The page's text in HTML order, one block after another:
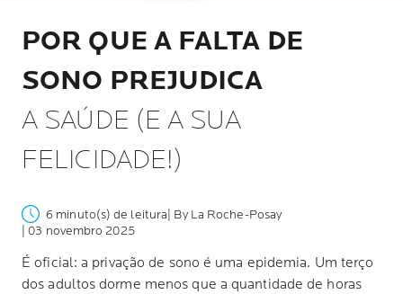
POR QUE A FALTA DE
SONO PREJUDICA
A SAÚDE (E A SUA
FELICIDADE!)
6 minuto(s) de leitura | By La Roche-Posay
| 03 novembro 2025
É oficial: a privação de sono é uma epidemia. Um terço
dos adultos dorme menos que a quantidade de horas